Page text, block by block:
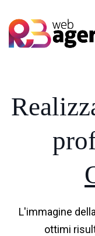
L'immagine
ottimi